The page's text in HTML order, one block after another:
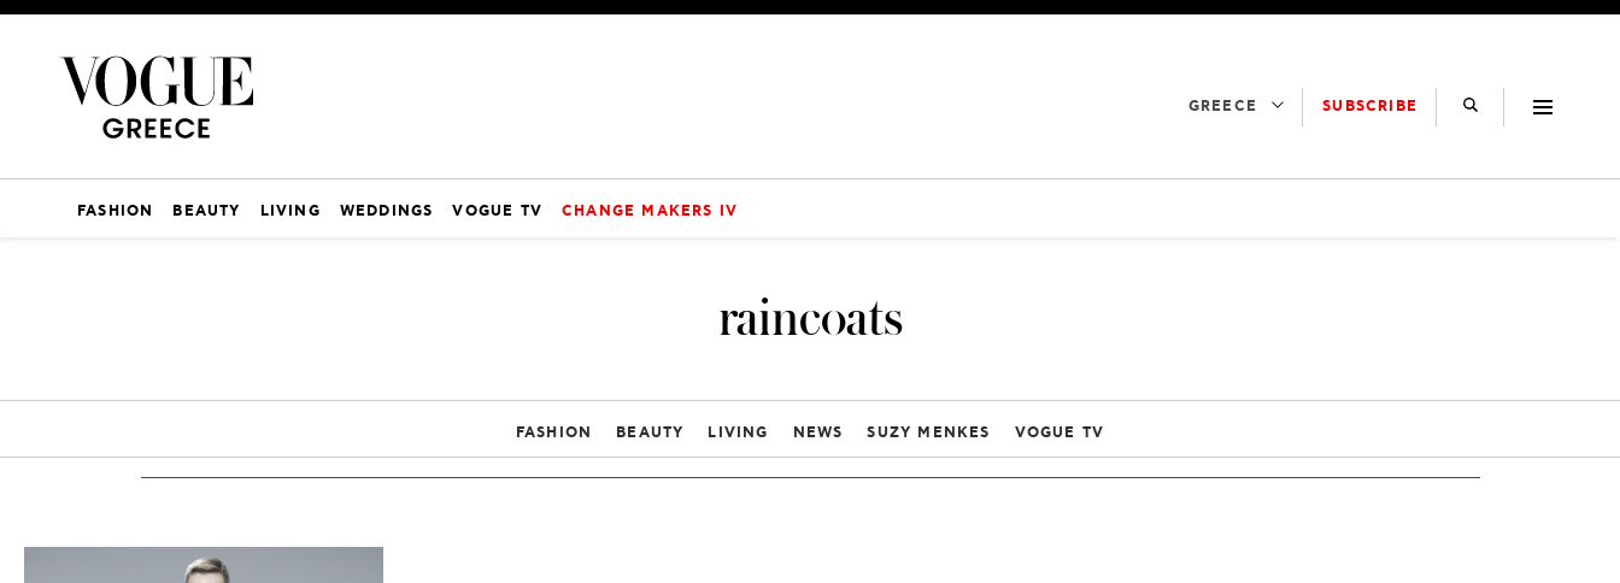
GREECE SUBSCRIBE
FASHION BEAUTY LIVING WEDDINGS VOGUE TV CHANGE MAKERS IV
raincoats
FASHION BEAUTY LIVING NEWS SUZY MENKES VOGUE TV